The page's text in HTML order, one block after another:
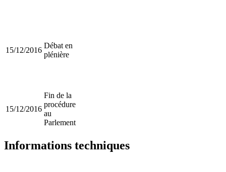
15/12/2016
Débat en
plénière
15/12/2016
Fin de la
procédure
au
Parlement
Informations techniques